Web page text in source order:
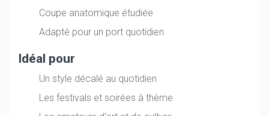
Coupe anatomique étudiée
Adapté pour un port quotidien
Idéal pour
Un style décalé au quotidien
Les festivals et soirées à thème